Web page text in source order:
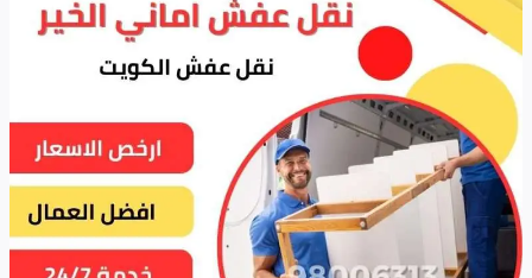
خدمات
نقل
الأثاث
والفك
والتركيب
والتغليف
بأعلى